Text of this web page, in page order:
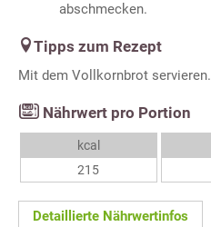
abschmecken.
Tipps zum Rezept
Mit dem Vollkornbrot servieren.
Nährwert pro Portion
kcal
215
Detaillierte Nährwertinfos